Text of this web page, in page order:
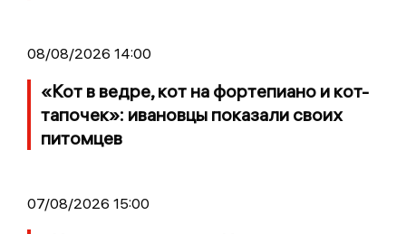
08/08/2026 14:00
«Кот в ведре, кот на фортепиано и кот-
тапочек»: ивановцы показали своих
питомцев
07/08/2026 15:00